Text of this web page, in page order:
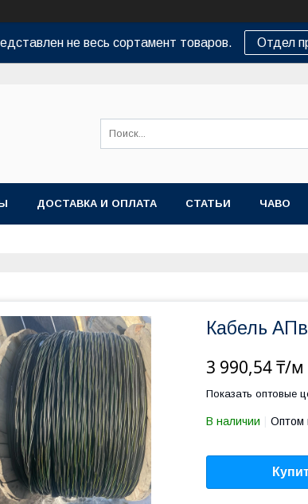
не весь сортамент товаров. Отдел
ДОСТАВКА И ОПЛАТА СТАТЬИ ЧАВО
Кабель
3 990,54 ₸/м
Показать оптовые
В наличии Оптом